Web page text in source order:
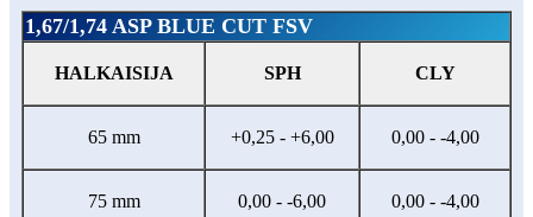
1,67/1,74 ASP BLUE CUT FSV
HALKAISIJA SPH CLY
65 mm +0,25 - +6,00 0,00 - -4,00
75 mm 0,00 - -6,00 0,00 - -4,00